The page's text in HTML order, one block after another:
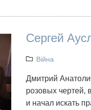
Сергей
Війна
Дмитрий
розовых чертей,
и начал искать